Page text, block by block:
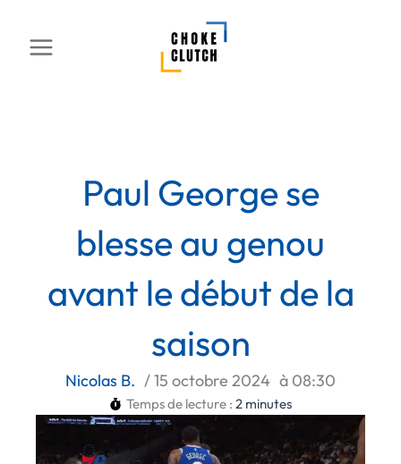
contenu
Paul George se
blesse au genou
avant le début de la
saison
Nicolas B. /15 octobre 2024 à 08:30
Temps de lecture : 2 minutes